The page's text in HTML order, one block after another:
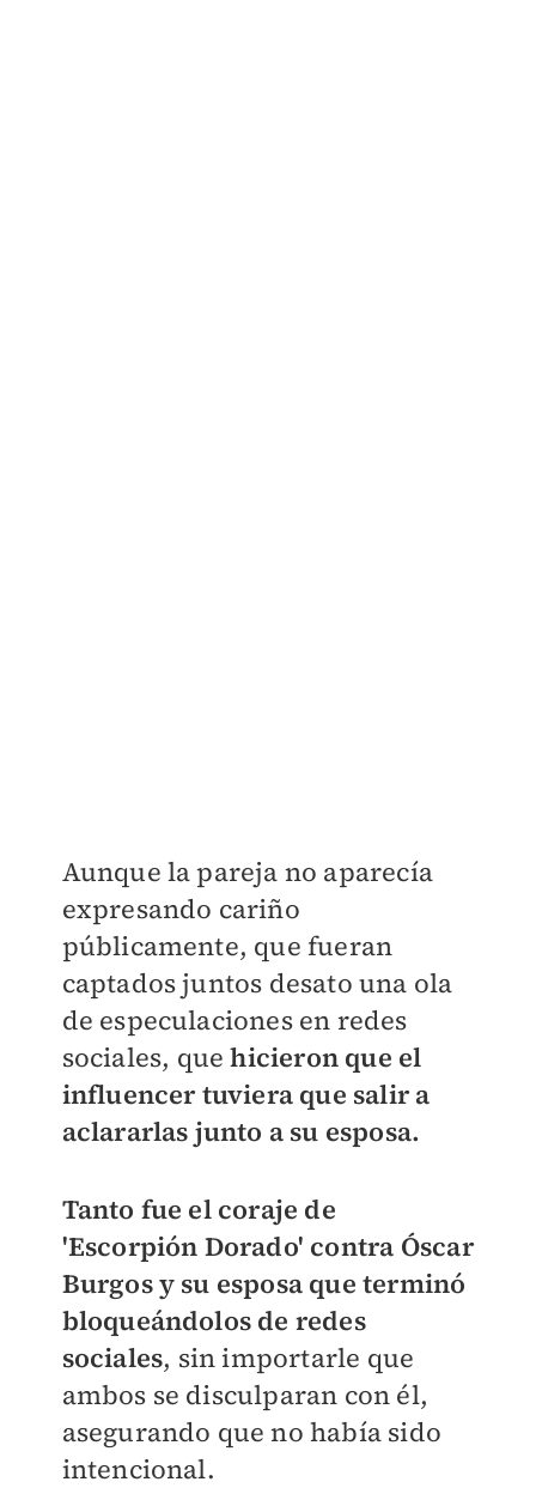
Aunque la pareja no aparecía
expresando cariño
públicamente, que fueran
captados juntos desato una ola
de especulaciones en redes
sociales, que hicieron que el
influencer tuviera que salir a
aclararlas junto a su esposa.
Tanto fue el coraje de
'Escorpión Dorado' contra Óscar
Burgos y su esposa que terminó
bloqueándolos de redes
sociales, sin importarle que
ambos se disculparan con él,
asegurando que no había sido
intencional.